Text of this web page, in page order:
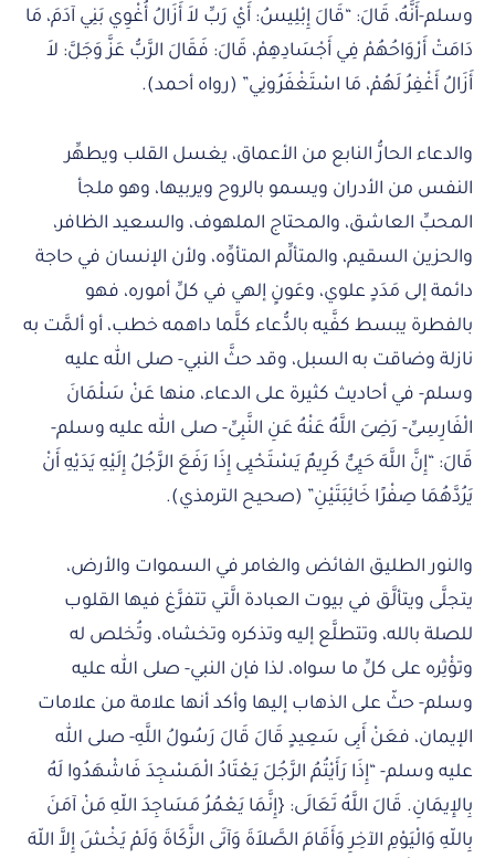
وسلم-أَنَّهُ، قَالَ: “قَالَ إِبْلِيسُ: أَيْ رَبِّ لاَ أَزَالُ أُغْوِي بَنِي آدَمَ، مَا
دَامَتْ أَرْوَاحُهُمْ فِي أَجْسَادِهِمْ، قَالَ: فَقَالَ الرَّبُّ عَزَّ وَجَلَّ: لاَ
أَزَالُ أَغْفِرُ لَهُمْ، مَا اسْتَغْفَرُونِي” (رواه أحمد).
والدعاء الحارُّ النابع من الأعماق، يغسل القلب ويطهِّر
النفس من الأدران ويسمو بالروح ويربيها، وهو ملجأ
المحبِّ العاشق، والمحتاج الملهوف، والسعيد الظافر،
والحزين السقيم، والمتألِّم المتأوِّه، ولأن الإنسان في حاجة
دائمة إلى مَدَدٍ علوي، وعَونٍ إلهي في كلِّ أموره، فهو
بالفطرة يبسط كفَّيه بالدُّعاء كلَّما داهمه خطب، أو ألمَّت به
نازلة وضاقت به السبل، وقد حثَّ النبي- صلى الله عليه
وسلم- في أحاديث كثيرة على الدعاء، منها عَنْ سَلْمَانَ
الْفَارِسِىِّ- رَضِىَ اللَّهُ عَنْهُ عَنِ النَّبِىِّ- صلى الله عليه وسلم-
قَالَ: “إِنَّ اللَّهَ حَيِىٌّ كَرِيمٌ يَسْتَحْيِى إِذَا رَفَعَ الرَّجُلُ إِلَيْهِ يَدَيْهِ أَنْ
يَرُدَّهُمَا صِفْرًا خَائِبَتَيْنِ” (صحيح الترمذي).
والنور الطليق الفائض والغامر في السموات والأرض،
يتجلَّى ويتألَّق في بيوت العبادة الَّتي تتفرَّغ فيها القلوب
للصلة بالله، وتتطلَّع إليه وتذكره وتخشاه، وتُخلص له
وتؤْثِره على كلِّ ما سواه، لذا فإن النبي- صلى الله عليه
وسلم- حثّ على الذهاب إليها وأكد أنها علامة من علامات
الإيمان، فعَنْ أَبِى سَعِيدٍ قَالَ قَالَ رَسُولُ اللَّهِ- صلى الله
عليه وسلم- “إِذَا رَأَيْتُمُ الرَّجُلَ يَعْتَادُ الْمَسْجِدَ فَاشْهَدُوا لَهُ
بِالإِيمَانِ. قَالَ اللَّهُ تَعَالَى: {إِنَّمَا يَعْمُرُ مَسَاجِدَ اللّهِ مَنْ آمَنَ
بِاللّهِ وَالْيَوْمِ الآخِرِ وَأَقَامَ الصَّلاَةَ وَآتَى الزَّكَاةَ وَلَمْ يَخْشَ إِلاَّ اللّهَ